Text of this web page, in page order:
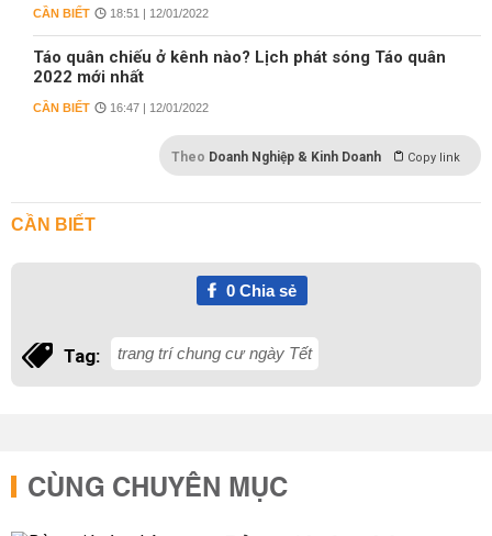
CẦN BIẾT 18:51 | 12/01/2022
Táo quân chiếu ở kênh nào? Lịch phát sóng Táo quân
2022 mới nhất
CẦN BIẾT 16:47 | 12/01/2022
Theo Doanh Nghiệp & Kinh Doanh Copy link
CẦN BIẾT
0Chia sẻ
Tag: trang trí chung cư ngày Tết
CÙNG CHUYÊN MỤC